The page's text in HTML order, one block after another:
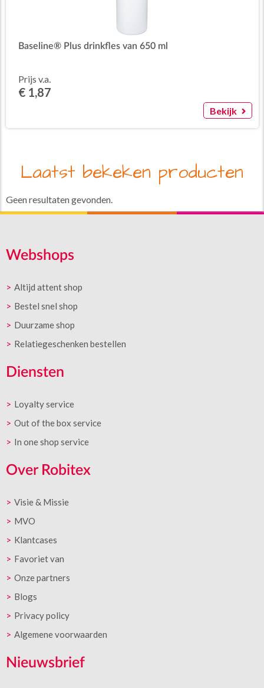
Baseline® Plus drinkfles van 650 ml
Prijs v.a.
€ 1,87
Bekijk
Laatst bekeken producten
Geen resultaten gevonden.
Webshops
Altijd attent shop
Bestel snel shop
Duurzame shop
Relatiegeschenken bestellen
Diensten
Loyalty service
Out of the box service
In one shop service
Over Robitex
Visie & Missie
MVO
Klantcases
Favoriet van
Onze partners
Blogs
Privacy policy
Algemene voorwaarden
Nieuwsbrief